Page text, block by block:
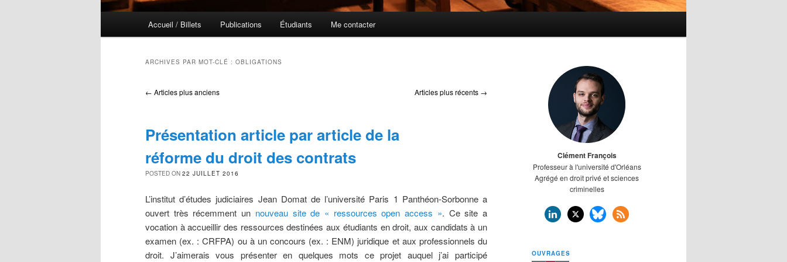
Aller au contenu principal
Aller au contenu secondaire
Accueil / Billets Publications Étudiants Me contacter
ARCHIVES PAR MOT-CLÉ : OBLIGATIONS
Navigation des articles
← Articles plus anciens Articles plus récents →
Présentation article par article de la
réforme du droit des contrats
POSTED ON 22 JUILLET 2016
L’institut d’études judiciaires Jean Domat de l’université Paris 1 Panthéon-Sorbonne a
ouvert très récemment un nouveau site de « ressources open access ». Ce site a
vocation à accueillir des ressources destinées aux étudiants en droit, aux candidats à un
examen (ex. : CRFPA) ou à un concours (ex. : ENM) juridique et aux professionnels du
droit. J’aimerais vous présenter en quelques mots ce projet auquel j’ai participé
Clément François
Professeur à l'université d'Orléans
Agrégé en droit privé et sciences
criminelles
OUVRAGES